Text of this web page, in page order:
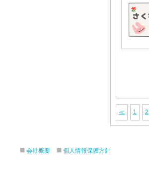
≪ 1 2
会社概要 個人情報保護方針